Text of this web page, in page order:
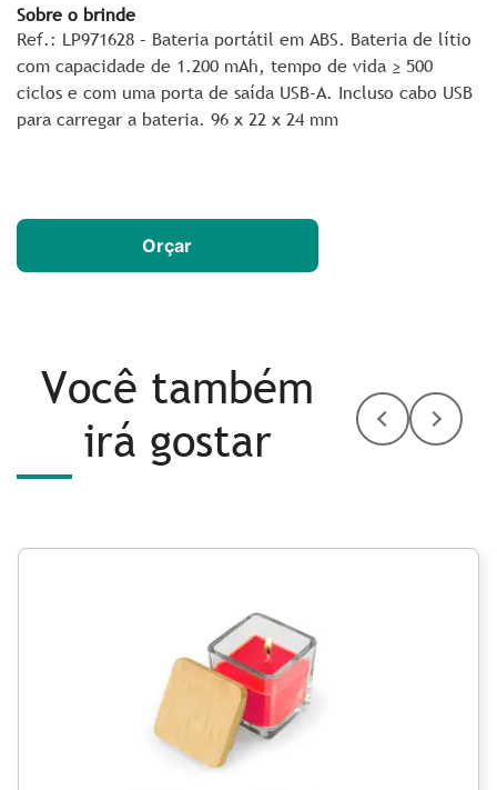
Sobre o brinde
Ref.: LP971628 – Bateria portátil em ABS. Bateria de lítio
com capacidade de 1.200 mAh, tempo de vida ≥ 500
ciclos e com uma porta de saída USB-A. Incluso cabo USB
para carregar a bateria. 96 x 22 x 24 mm
Orçar
Você também
irá gostar